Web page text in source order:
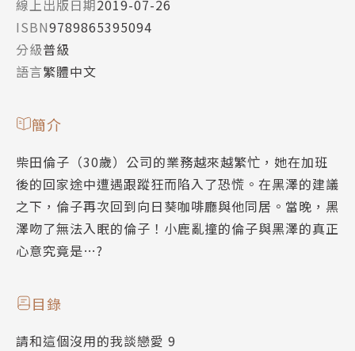
線上出版日期2019-07-26
ISBN9789865395094
分級普級
語言繁體中文
簡介
柴田倫子（30歲）公司的業務越來越繁忙，她在加班
後的回家途中遭遇跟蹤狂而陷入了恐慌。在黑澤的建議
之下，倫子再次回到向日葵咖啡廳與他同居。當晚，黑
澤吻了無法入眠的倫子！小鹿亂撞的倫子與黑澤的真正
心意究竟是…?
目錄
請和這個沒用的我談戀愛 9